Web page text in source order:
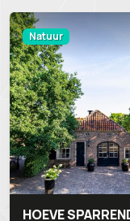
Natuur
HOEVE